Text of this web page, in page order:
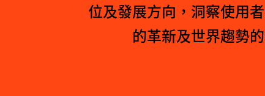
位及發展方向，洞察使用
的革新及世界趨勢